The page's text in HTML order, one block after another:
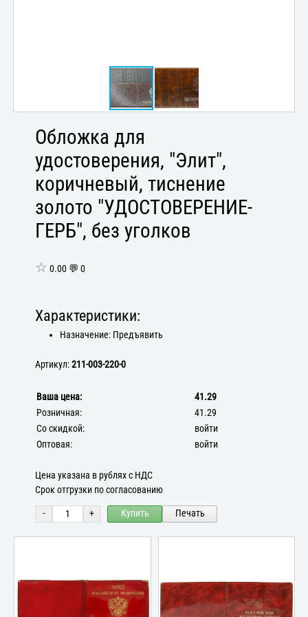
Обложка для
удостоверения, "Элит",
коричневый, тиснение
золото "УДОСТОВЕРЕНИЕ-
ГЕРБ", без уголков
☆ 0.00 💬 0
Характеристики:
Назначение: Предъявить
Артикул:211-003-220-0
Ваша цена:
41.29
Розничная:
41.29
Со скидкой:
войти
Оптовая:
войти
Цена указана в рублях с НДС
Срок отгрузки по согласованию
- + Купить Печать